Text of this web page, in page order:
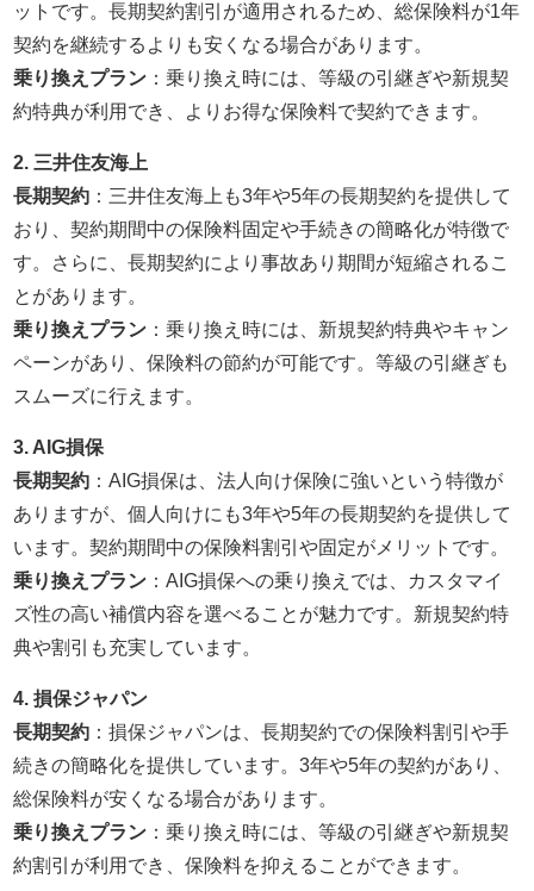
ットです。長期契約割引が適用されるため、総保険料が1年
契約を継続するよりも安くなる場合があります。
乗り換えプラン ：乗り換え時には、等級の引継ぎや新規契
約特典が利用でき、よりお得な保険料で契約できます。
2. 三井住友海上
長期契約 ：三井住友海上も3年や5年の長期契約を提供して
おり、契約期間中の保険料固定や手続きの簡略化が特徴で
す。さらに、長期契約により事故あり期間が短縮されるこ
とがあります。
乗り換えプラン ：乗り換え時には、新規契約特典やキャン
ペーンがあり、保険料の節約が可能です。等級の引継ぎも
スムーズに行えます。
3. AIG損保
長期契約 ：AIG損保は、法人向け保険に強いという特徴が
ありますが、個人向けにも3年や5年の長期契約を提供して
います。契約期間中の保険料割引や固定がメリットです。
乗り換えプラン ：AIG損保への乗り換えでは、カスタマイ
ズ性の高い補償内容を選べることが魅力です。新規契約特
典や割引も充実しています。
4. 損保ジャパン
長期契約 ：損保ジャパンは、長期契約での保険料割引や手
続きの簡略化を提供しています。3年や5年の契約があり、
総保険料が安くなる場合があります。
乗り換えプラン ：乗り換え時には、等級の引継ぎや新規契
約割引が利用でき、保険料を抑えることができます。